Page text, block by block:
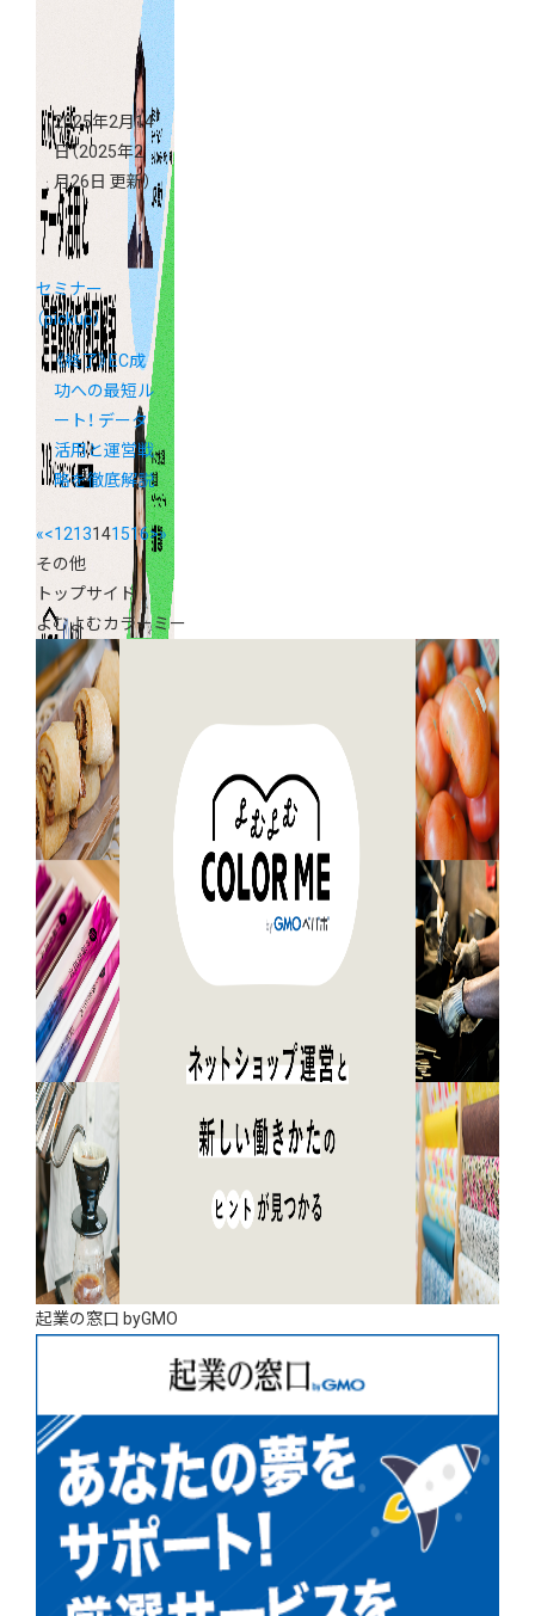
2025年2月14
日（2025年2
月26日 更新）
セミナー
（pickup）
《終了》EC成
功への最短ル
ート！ データ
活用と運営戦
略を徹底解説
«<1213141516>»
その他
トップサイド
よむよむカラーミー
起業の窓口 byGMO